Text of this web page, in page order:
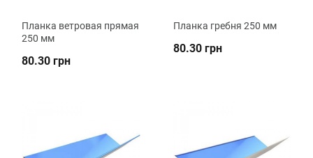
Планка ветровая прямая
250 мм
80.30 грн
Планка гребня 250 мм
80.30 грн